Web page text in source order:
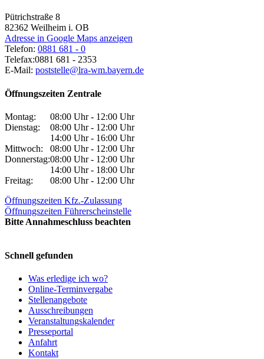
Pütrichstraße 8
82362 Weilheim i. OB
Adresse in Google Maps anzeigen
Telefon: 0881 681 - 0
Telefax:0881 681 - 2353
E-Mail: poststelle@lra-wm.bayern.de
Öffnungszeiten Zentrale
Montag:
08:00 Uhr - 12:00 Uhr
Dienstag:
08:00 Uhr - 12:00 Uhr
14:00 Uhr - 16:00 Uhr
Mittwoch:
08:00 Uhr - 12:00 Uhr
Donnerstag:08:00 Uhr - 12:00 Uhr
14:00 Uhr - 18:00 Uhr
Freitag:
08:00 Uhr - 12:00 Uhr
Öffnungszeiten Kfz.-Zulassung
Öffnungszeiten Führerscheinstelle
Bitte Annahmeschluss beachten
Schnell gefunden
Was erledige ich wo?
Online-Terminvergabe
Stellenangebote
Ausschreibungen
Veranstaltungskalender
Presseportal
Anfahrt
Kontakt